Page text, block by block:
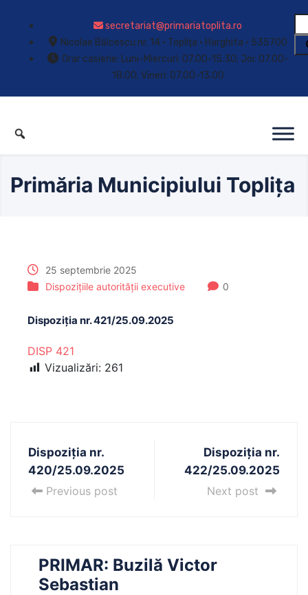
secretariat@primariatoplita.ro
Nicolae Bălcescu nr. 14 • Toplița • Harghita • 535700
Orar casierie: Luni-Miercuri: 07.00-15.30; Joi: 07.00-
18.00; Vineri: 07.00-13.00
Primăria Municipiului Toplița
25 septembrie 2025
Dispozițiile autorității executive
0
Dispoziția nr. 421/25.09.2025
DISP 421
Vizualizări: 261
Dispoziția nr.
420/25.09.2025
Previous post
Dispoziția nr.
422/25.09.2025
Next post
PRIMAR: Buzilă Victor
Sebastian